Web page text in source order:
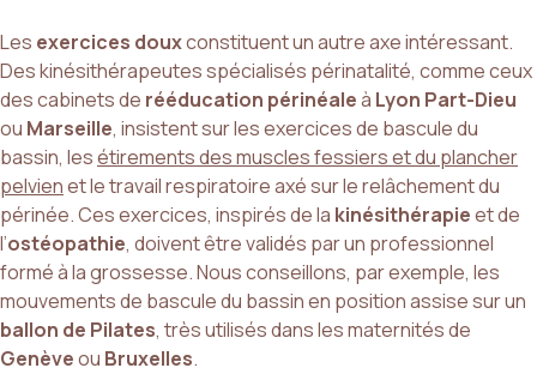
Les exercices douxconstituent un autre axe intéressant.
Des kinésithérapeutes spécialisés périnatalité, comme ceux
des cabinets de rééducation périnéaleà Lyon Part-Dieu
ou Marseille, insistent sur les exercices de bascule du
bassin, lesétirements des muscles fessierset du plancher
pelvienet le travail respiratoire axé sur le relâchement du
périnée. Ces exercices, inspirés de la kinésithérapieet de
l’ostéopathie, doivent être validés par un professionnel
formé à la grossesse. Nous conseillons, par exemple, les
mouvements de bascule du bassin en position assise sur un
ballon de Pilates, très utilisés dans les maternités de
Genèveou Bruxelles.